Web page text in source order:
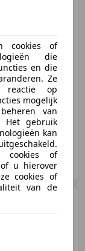
kW (120 PK)
cookies of
die
en die
Ze
reactie op
mogelijk
van
Het gebruik
kan
cookies of
u hierover
cookies of
van de